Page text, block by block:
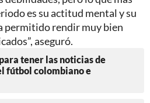
es su actitud mental y su
permitido rendir muy bien
aseguró.
tener las noticias de
fútbol colombiano e